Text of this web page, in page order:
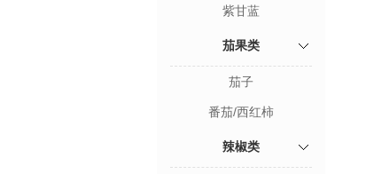
紫甘蓝
茄果类
茄子
番茄/西红柿
辣椒类